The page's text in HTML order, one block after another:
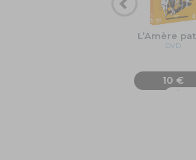
L’Amère
DVD
10 €